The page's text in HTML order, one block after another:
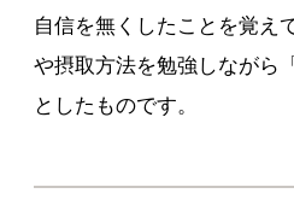
自信を無くしたことを覚え
や摂取方法を勉強しながら
としたものです。